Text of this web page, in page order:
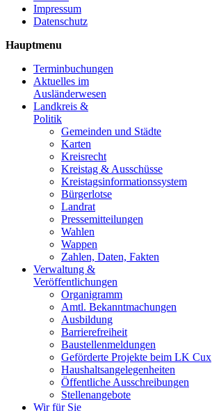
Impressum
Datenschutz
Hauptmenu
Terminbuchungen
Aktuelles im
Ausländerwesen
Landkreis &
Politik
Gemeinden und Städte
Karten
Kreisrecht
Kreistag & Ausschüsse
Kreistagsinformationssystem
Bürgerlotse
Landrat
Pressemitteilungen
Wahlen
Wappen
Zahlen, Daten, Fakten
Verwaltung &
Veröffentlichungen
Organigramm
Amtl. Bekanntmachungen
Ausbildung
Barrierefreiheit
Baustellenmeldungen
Geförderte Projekte beim LK Cux
Haushaltsangelegenheiten
Öffentliche Ausschreibungen
Stellenangebote
Wir für Sie